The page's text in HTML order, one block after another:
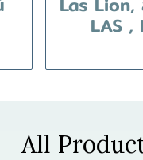
LAS ,
All